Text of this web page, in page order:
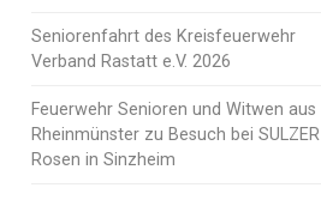
Seniorenfahrt des Kreisfeuerwehr
Verband Rastatt e.V. 2026
Feuerwehr Senioren und Witwen aus
Rheinmünster zu Besuch bei SULZER
Rosen in Sinzheim